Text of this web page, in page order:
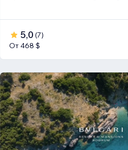
5,0 (7)
От 468 $